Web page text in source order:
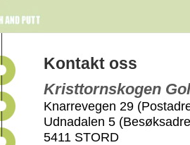
Kontakt oss
Kristtornskogen
Knarrevegen 29
Udnadalen 5
5411 STORD